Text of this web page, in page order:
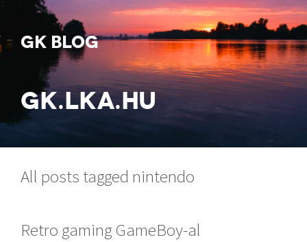
GK BLOG
GK.LKA.HU
All posts tagged nintendo
Retro gaming GameBoy-al